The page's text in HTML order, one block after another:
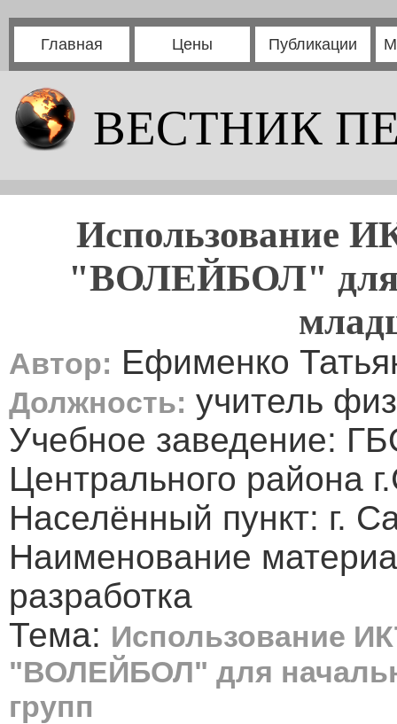
Главная Цены Публикации
ВЕСТНИК
Использование
"ВОЛЕЙБОЛ" для
Автор: Ефименко
Должность: учитель
Учебное заведение:
Центрального района
Населённый пункт: г.
Наименование
разработка
Тема: Использование
"ВОЛЕЙБОЛ" для
групп